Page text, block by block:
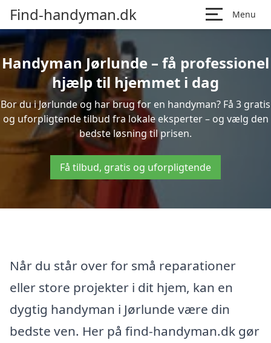
Find-handyman.dk Menu
Handyman Jørlunde – få professionel
hjælp til hjemmet i dag
Bor du i Jørlunde og har brug for en handyman? Få 3 gratis
og uforpligtende tilbud fra lokale eksperter – og vælg den
bedste løsning til prisen.
Få tilbud, gratis og uforpligtende
Når du står over for små reparationer
eller store projekter i dit hjem, kan en
dygtig handyman i Jørlunde være din
bedste ven. Her på find-handyman.dk gør